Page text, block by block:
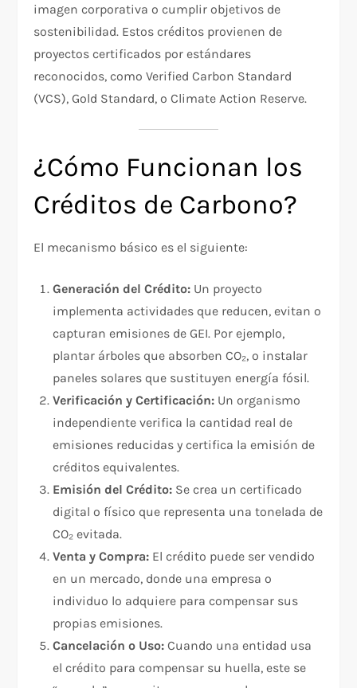
imagen corporativa o cumplir objetivos de
sostenibilidad. Estos créditos provienen de
proyectos certificados por estándares
reconocidos, como Verified Carbon Standard
(VCS), Gold Standard, o Climate Action Reserve.
¿Cómo Funcionan los
Créditos de Carbono?
El mecanismo básico es el siguiente:
Generación del Crédito: Un proyecto
implementa actividades que reducen, evitan o
capturan emisiones de GEI. Por ejemplo,
plantar árboles que absorben CO₂, o instalar
paneles solares que sustituyen energía fósil.
Verificación y Certificación: Un organismo
independiente verifica la cantidad real de
emisiones reducidas y certifica la emisión de
créditos equivalentes.
Emisión del Crédito: Se crea un certificado
digital o físico que representa una tonelada de
CO₂ evitada.
Venta y Compra: El crédito puede ser vendido
en un mercado, donde una empresa o
individuo lo adquiere para compensar sus
propias emisiones.
Cancelación o Uso: Cuando una entidad usa
el crédito para compensar su huella, este se